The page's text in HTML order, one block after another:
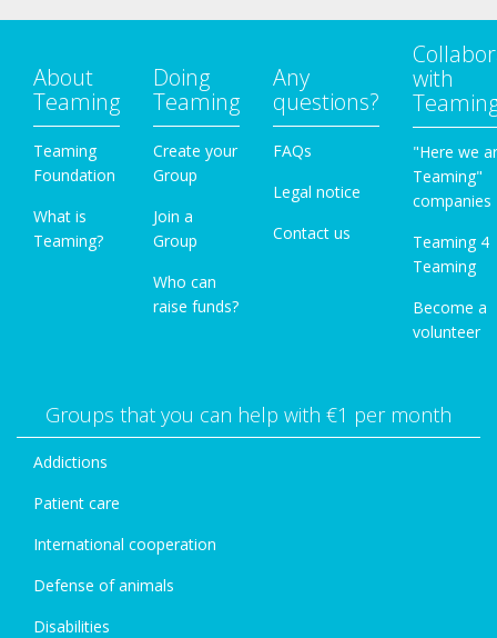
About
Teaming
Teaming
Foundation
What is
Teaming?
Doing
Teaming
Create your
Group
Join a
Group
Who can
raise funds?
Any
questions?
FAQs
Legal notice
Contact us
with
"Here we
Teaming"
companies
Teaming 4
Teaming
Become a
volunteer
Groups that you can help with €1 per month
Addictions
Patient care
International cooperation
Defense of animals
Disabilities